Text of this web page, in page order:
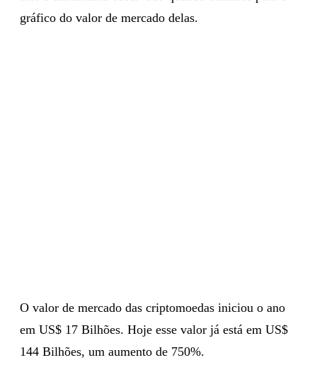
gráfico do valor de mercado delas.
O valor de mercado das criptomoedas iniciou o ano
em US$ 17 Bilhões. Hoje esse valor já está em US$
144 Bilhões, um aumento de 750%.